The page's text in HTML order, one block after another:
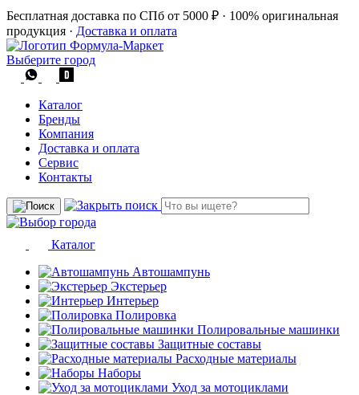
Бесплатная доставка по СПб от 5000 ₽ · 100% оригинальная
продукция · Доставка и оплата
Выберите город
Каталог
Бренды
Компания
Доставка и оплата
Сервис
Контакты
Каталог
Автошампунь
Экстерьер
Интерьер
Полировка
Полировальные машинки
Защитные составы
Расходные материалы
Наборы
Уход за мотоциклами